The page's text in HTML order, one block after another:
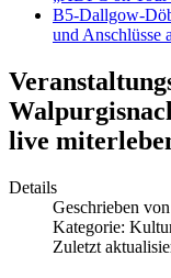
B5-Dallgow-
und Anschlüsse
live
Details
Geschrieben von
Kategorie:
Zuletzt